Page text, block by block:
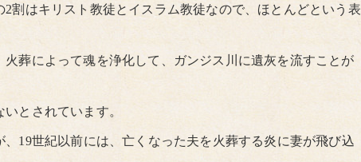
割はキリスト教徒とイスラム教徒なので、ほとんどという表
葬によって魂を浄化して、ガンジス川に遺灰を流すことが
とされています。
19世紀以前には、亡くなった夫を火葬する炎に妻が飛び込